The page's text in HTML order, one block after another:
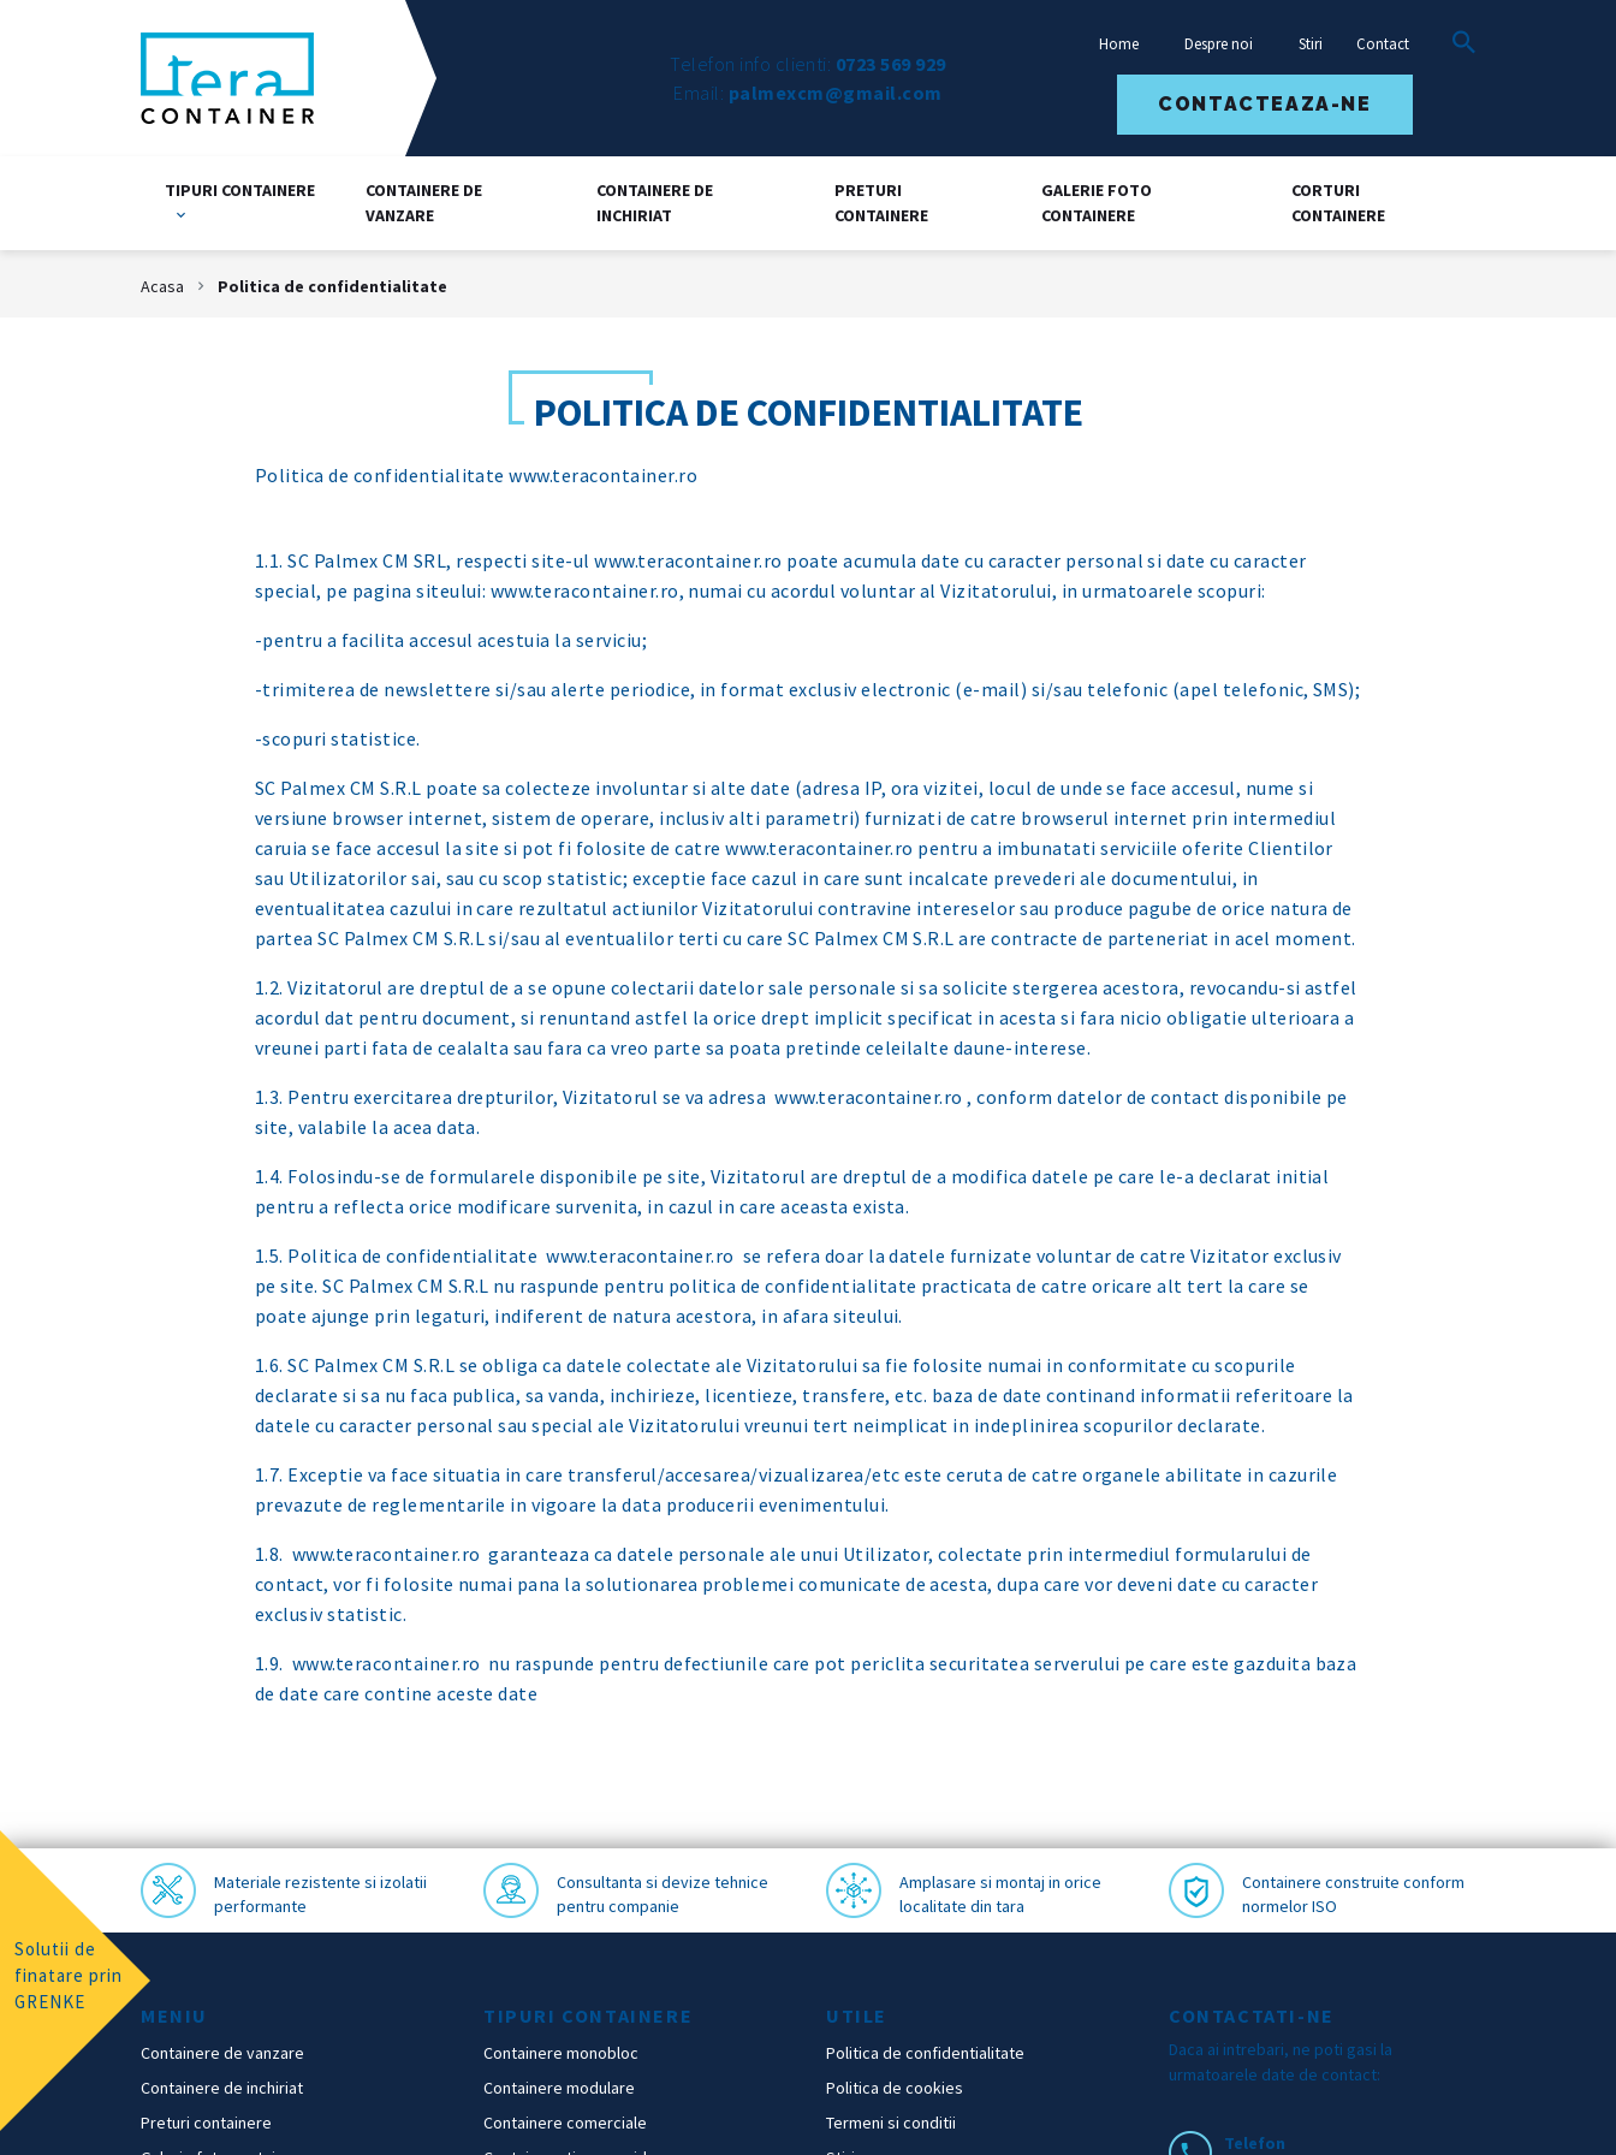
Telefon info clienti: 0723 569 929
Email: palmexcm@gmail.com
Home Despre noi Stiri Contact
CONTACTEAZA-NE
TIPURI CONTAINERE
CONTAINERE DE
VANZARE
CONTAINERE DE
INCHIRIAT
PRETURI
CONTAINERE
GALERIE FOTO
CONTAINERE
CORTURI
CONTAINERE
Acasa Politica de confidentialitate
POLITICA DE CONFIDENTIALITATE
Politica de confidentialitate www.teracontainer.ro
1.1. SC Palmex CM SRL, respecti site-ulwww.teracontainer.ro poate acumula date cu caracter personal si date cu caracter
special, pe pagina siteului: www.teracontainer.ro, numai cu acordul voluntar al Vizitatorului, in urmatoarele scopuri:
-pentru a facilita accesul acestuia la serviciu;
-trimiterea de newslettere si/sau alerte periodice, in format exclusiv electronic (e-mail) si/sau telefonic (apel telefonic, SMS);
-scopuri statistice.
SC Palmex CM S.R.L poate sa colecteze involuntar si alte date (adresa IP, ora vizitei, locul de unde se face accesul, nume si
versiune browser internet, sistem de operare, inclusiv alti parametri) furnizati de catre browserul internet prin intermediul
caruia se face accesul la site si pot fi folosite de catrewww.teracontainer.ro pentru a imbunatati serviciile oferite Clientilor
sau Utilizatorilor sai, sau cu scop statistic; exceptie face cazul in care sunt incalcate prevederi ale documentului, in
eventualitatea cazului in care rezultatul actiunilor Vizitatorului contravine intereselor sau produce pagube de orice natura de
partea SC Palmex CM S.R.L si/sau al eventualilor terti cu care SC Palmex CM S.R.L are contracte de parteneriat in acel moment.
1.2. Vizitatorul are dreptul de a se opune colectarii datelor sale personale si sa solicite stergerea acestora, revocandu-si astfel
acordul dat pentru document, si renuntand astfel la orice drept implicit specificat in acesta si fara nicio obligatie ulterioara a
vreunei parti fata de cealalta sau fara ca vreo parte sa poata pretinde celeilalte daune-interese.
1.3. Pentru exercitarea drepturilor, Vizitatorul se va adresa www.teracontainer.ro , conform datelor de contact disponibile pe
site, valabile la acea data.
1.4. Folosindu-se de formularele disponibile pe site, Vizitatorul are dreptul de a modifica datele pe care le-a declarat initial
pentru a reflecta orice modificare survenita, in cazul in care aceasta exista.
1.5. Politica de confidentialitate www.teracontainer.ro se refera doar la datele furnizate voluntar de catre Vizitator exclusiv
pe site. SC Palmex CM S.R.L nu raspunde pentru politica de confidentialitate practicata de catre oricare alt tert la care se
poate ajunge prin legaturi, indiferent de natura acestora, in afara siteului.
1.6. SC Palmex CM S.R.L se obliga ca datele colectate ale Vizitatorului sa fie folosite numai in conformitate cu scopurile
declarate si sa nu faca publica, sa vanda, inchirieze, licentieze, transfere, etc. baza de date continand informatii referitoare la
datele cu caracter personal sau special ale Vizitatorului vreunui tert neimplicat in indeplinirea scopurilor declarate.
1.7. Exceptie va face situatia in care transferul/accesarea/vizualizarea/etc este ceruta de catre organele abilitate in cazurile
prevazute de reglementarile in vigoare la data producerii evenimentului.
1.8. www.teracontainer.ro garanteaza ca datele personale ale unui Utilizator, colectate prin intermediul formularului de
contact, vor fi folosite numai pana la solutionarea problemei comunicate de acesta, dupa care vor deveni date cu caracter
exclusiv statistic.
1.9. www.teracontainer.ro nu raspunde pentru defectiunile care pot periclita securitatea serverului pe care este gazduita baza
de date care contine aceste date
Materiale rezistente si izolatii
performante
Consultanta si devize tehnice
pentru companie
Amplasare si montaj in orice
localitate din tara
Containere construite conform
normelor ISO
MENIU
Containere de vanzare
Containere de inchiriat
Preturi containere
TIPURI CONTAINERE
Containere monobloc
Containere modulare
Containere comerciale
UTILE
Politica de confidentialitate
Politica de cookies
Termeni si conditii
CONTACTATI-NE
Daca ai intrebari, ne poti gasi la
urmatoarele date de contact:
Telefon
Solutii de
finatare prin
GRENKE